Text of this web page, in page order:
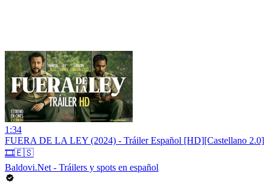
1:34
FUERA DE LA LEY (2024) - Tráiler Español [HD][Castellano 2.0]
🎞️🇪🇸
Baldovi.Net - Tráilers y spots en español